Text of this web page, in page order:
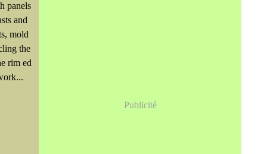
panels
and
mold
the
rim ed
Publicité